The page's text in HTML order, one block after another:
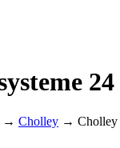
24
→ Cholley → Cholley